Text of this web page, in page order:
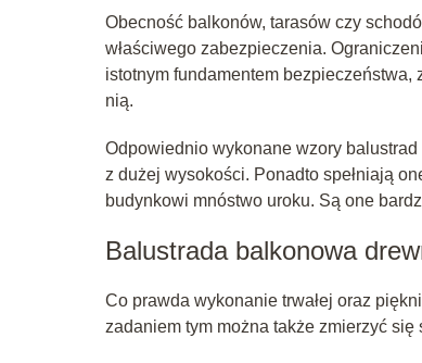
Obecność balkonów, tarasów czy
właściwego zabezpieczenia.
istotnym fundamentem
nią.
Odpowiednio wykonane wzory
z dużej wysokości. Ponadto spełniają
budynkowi mnóstwo uroku. Są one
Balustrada balkonowa
Co prawda wykonanie trwałej oraz
zadaniem tym można także zmierzyć się